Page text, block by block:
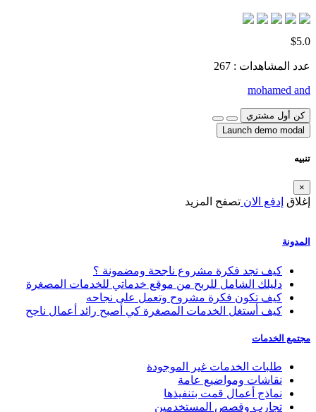
$5.0
عدد المشاهدات : 267
mohamed and
كن أول مشتري
Launch demo modal
تنبيه
×
إغلاق إدفع الان تصفح المزيد
المدونة
كيف تجد فكرة مشروع ناجحة ومضمونة ؟
دليلك الشامل للربح من موقع خدماتي للخدمات المصغرة
كيف تكون فكرة مشروح وتعمل على نجاحه
كيف أستغل الخدمات المصغرة كي أصبح رائد أعمال ناجح
مجتمع الخدمات
طلبات الخدمات غير الموجودة
نقاشات ومواضيع عامة
نماذج أعمال قمت بتنفيذها
تجارب وقصص المستخدمين